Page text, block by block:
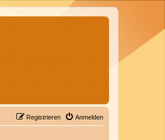
Anmelden
Registrieren